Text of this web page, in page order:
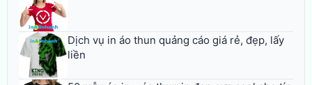
Dịch vụ in áo thun quảng cáo giá rẻ, đẹp, lấy
liền